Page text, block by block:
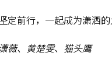
定前行，一起成为潇洒
薇、黄楚雯、猫头鹰